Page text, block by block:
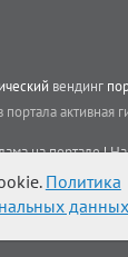
вендинг
активная
на портале|
Политика
данных